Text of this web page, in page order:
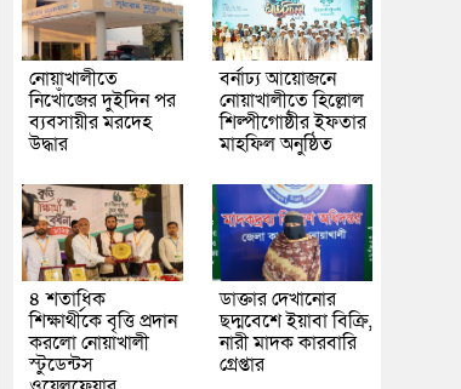
নোয়াখালীতে
নিখোঁজের দুইদিন পর
ব্যবসায়ীর মরদেহ
উদ্ধার
বর্নাঢ্য আয়োজনে
নোয়াখালীতে হিল্লোল
শিল্পীগোষ্ঠীর ইফতার
মাহফিল অনুষ্ঠিত
৪ শতাধিক
শিক্ষার্থীকে বৃত্তি প্রদান
করলো নোয়াখালী
স্টুডেন্টস
ডাক্তার দেখানোর
ছদ্মবেশে ইয়াবা বিক্রি,
নারী মাদক কারবারি
গ্রেপ্তার